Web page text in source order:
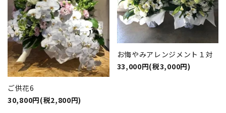
ご供花6
30,800円(税2,800円)
お悔やみアレンジメント１対
33,000円(税3,000円)